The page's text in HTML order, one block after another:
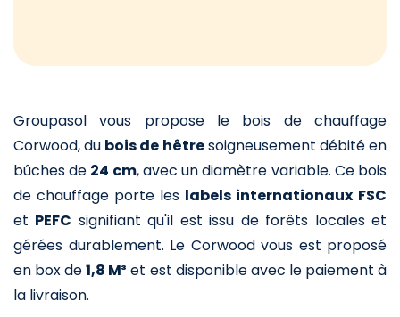
Groupasol vous propose le bois de chauffage
Corwood, du bois de hêtresoigneusement débité en
bûches de 24 cm, avec un diamètre variable. Ce bois
de chauffage porte les labels internationaux FSC
et PEFC signifiant qu'il est issu de forêts locales et
gérées durablement. Le Corwood vous est proposé
en box de1,8 M³ et est disponible avec le paiement à
la livraison.